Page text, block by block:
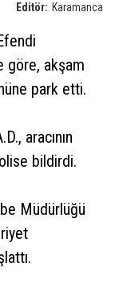
Editör: Karamanca
göre, akşam
park etti.
aracının
bildirdi.
Müdürlüğü